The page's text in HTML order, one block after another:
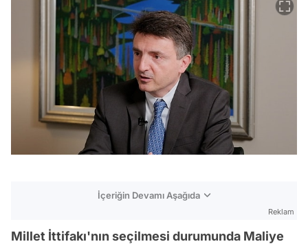
İçeriğin Devamı Aşağıda
Reklam
Millet İttifakı'nın seçilmesi durumunda Maliye